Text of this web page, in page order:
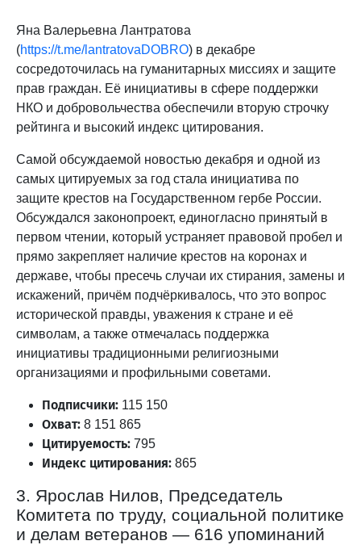
Яна Валерьевна Лантратова
(https://t.me/lantratovaDOBRO) в декабре
сосредоточилась на гуманитарных миссиях и защите
прав граждан. Её инициативы в сфере поддержки
НКО и добровольчества обеспечили вторую строчку
рейтинга и высокий индекс цитирования.
Самой обсуждаемой новостью декабря и одной из
самых цитируемых за год стала инициатива по
защите крестов на Государственном гербе России.
Обсуждался законопроект, единогласно принятый в
первом чтении, который устраняет правовой пробел и
прямо закрепляет наличие крестов на коронах и
державе, чтобы пресечь случаи их стирания, замены и
искажений, причём подчёркивалось, что это вопрос
исторической правды, уважения к стране и её
символам, а также отмечалась поддержка
инициативы традиционными религиозными
организациями и профильными советами.
Подписчики: 115 150
Охват: 8 151 865
Цитируемость: 795
Индекс цитирования: 865
3. Ярослав Нилов, Председатель
Комитета по труду, социальной политике
и делам ветеранов — 616 упоминаний